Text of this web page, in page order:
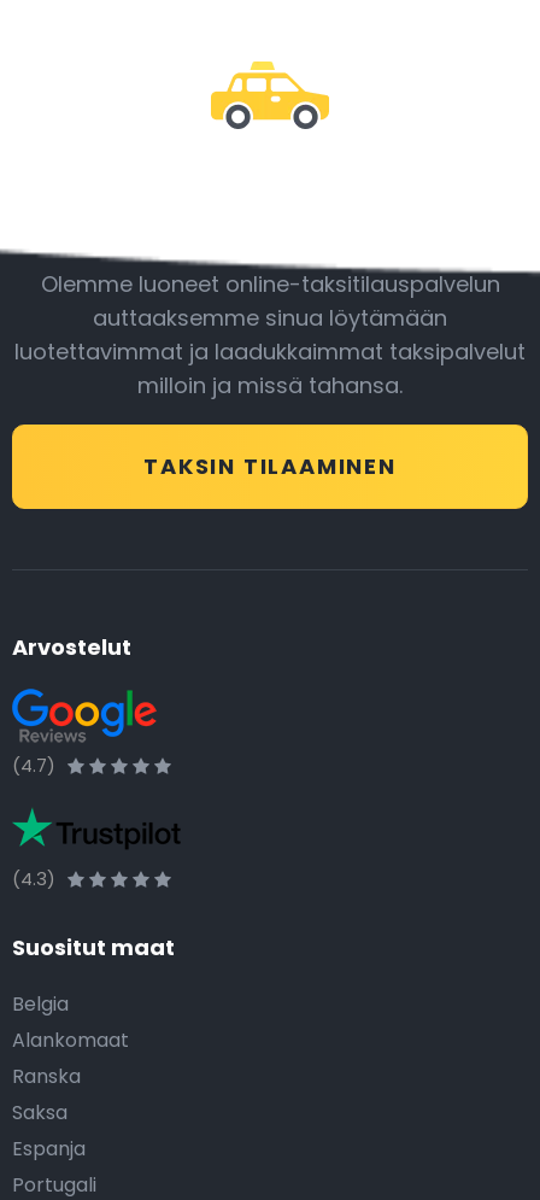
Olemme luoneet online-taksitilauspalvelun
auttaaksemme sinua löytämään
luotettavimmat ja laadukkaimmat taksipalvelut
milloin ja missä tahansa.
TAKSIN TILAAMINEN
Arvostelut
(4.7)
(4.3)
Suositut maat
Belgia
Alankomaat
Ranska
Saksa
Espanja
Portugali